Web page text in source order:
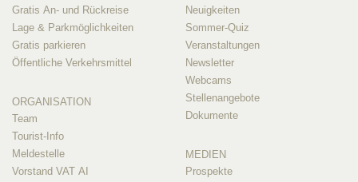
Gratis An- und Rückreise
Lage & Parkmöglichkeiten
Gratis parkieren
Öffentliche Verkehrsmittel
ORGANISATION
Team
Tourist-Info
Meldestelle
Vorstand VAT AI
Neuigkeiten
Sommer-Quiz
Veranstaltungen
Newsletter
Webcams
Stellenangebote
Dokumente
MEDIEN
Prospekte